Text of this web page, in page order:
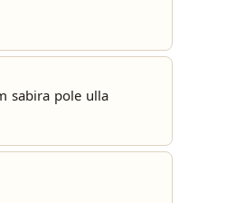
sabira pole ulla